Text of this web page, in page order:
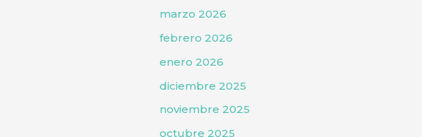
marzo 2026
febrero 2026
enero 2026
diciembre 2025
noviembre 2025
octubre 2025